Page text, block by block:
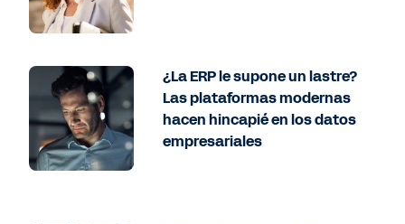
¿La ERP le supone un lastre?
Las plataformas modernas
hacen hincapié en los datos
empresariales